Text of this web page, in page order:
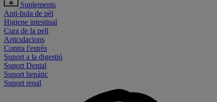
Suplements
Anti-bola de pèl
Higiene intestinal
Cura de la pell
Articulacions
Contra l'estrès
Suport a la digestió
Suport Dental
Suport hepàtic
Suport renal